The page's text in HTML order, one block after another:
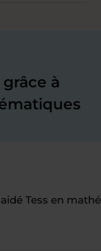
à
Tess en